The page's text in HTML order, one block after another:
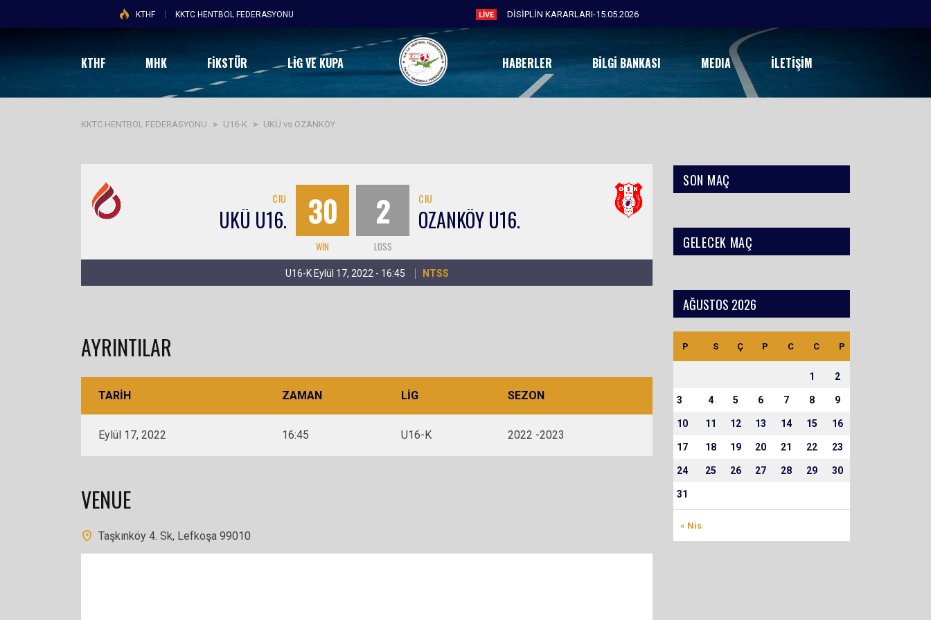
KTHF KKTC HENTBOL FEDERASYONU LIVE DİSİPLİN KARARLARI-15.05.2026
KTHF MHK FİKSTÜR LIG VE KUPA HABERLER BILGI BANKASI MEDIA İLETIŞIM
KKTC HENTBOL FEDERASYONU > U16-K > UKÜ vs OZANKÖY
CIU
UKÜ U16. 30
WIN
2
LOSS
CIU
OZANKÖY U16.
U16-K Eylül 17, 2022 - 16:45 NTSS
AYRINTILAR
TARIH ZAMAN LIG SEZON
Eylül 17, 2022 16:45 U16-K 2022 -2023
VENUE
Taşkınköy 4. Sk, Lefkoşa 99010
SON MAÇ
GELECEK MAÇ
AĞUSTOS 2026
P S Ç P C C P
« Nis
1 2
3 4 5 6 7 8 9
10 11 12 13 14 15 16
17 18 19 20 21 22 23
24 25 26 27 28 29 30
31